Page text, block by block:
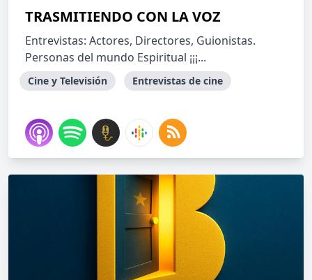
TRASMITIENDO CON LA VOZ
Entrevistas: Actores, Directores, Guionistas.
Personas del mundo Espiritual ¡¡¡...
Cine y Televisión Entrevistas de cine